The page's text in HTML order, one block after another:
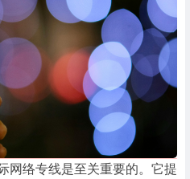
网络专线是至关重要的。它提